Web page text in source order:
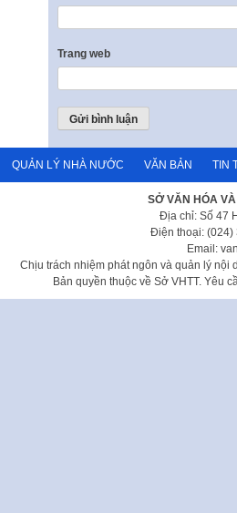
Trang web
QUẢN LÝ NHÀ NƯỚC VĂN BẢN TIN
SỞ VĂN HÓA
Địa chỉ: Số 47
Điện thoại: (024)
Email:
Chịu trách nhiệm phát ngôn và quản lý nội
Bản quyền thuộc về Sở VHTT. Yêu